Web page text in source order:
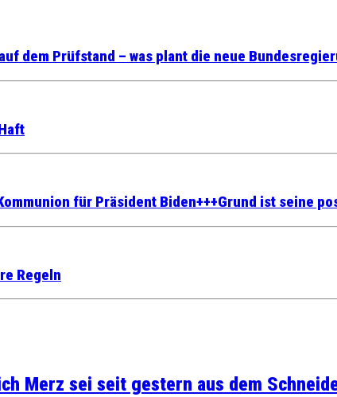
dem Prüfstand – was plant die neue
für Präsident Biden+++Grund ist seine
Regeln
Merz sei seit gestern aus dem